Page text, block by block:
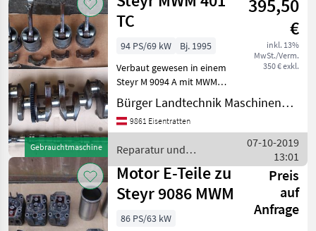
Ersatzteile
/ Rotax
Gebrauchtmaschine
TC
395,50
€
inkl. 13%
MwSt./Verm.
350 € exkl.
94 PS/69 kW
Bj. 1995
Verbaut gewesen in einem
Steyr M 9094 A mit MWM
Motor Kurbelwelle und 1x
Pleuel Verkauft!! Pleuel 3x
300, - Nockenwelle 50, -
Bürger Landtechnik Maschinenbau
9861 Eisentratten
Reparatur und
Ersatzteile / Steyr
07-10-2019
13:01
Motor E-Teile zu
Steyr 9086 MWM
Preis
auf
Anfrage
86 PS/63 kW